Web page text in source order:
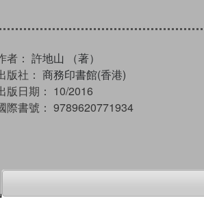
者： 許地山 （著）
版社： 商務印書館(香港)
版日期： 10/2016
際書號： 9789620771934